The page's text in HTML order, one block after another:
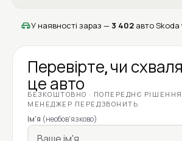
У наявності зараз — 3 402 авто Skoda
Перевірте, чи
це авто
БЕЗКОШТОВНО · ПОПЕРЕДНЄ РІШЕННЯ
МЕНЕДЖЕР ПЕРЕДЗВОНИТЬ
Ім'я (необов'язково)